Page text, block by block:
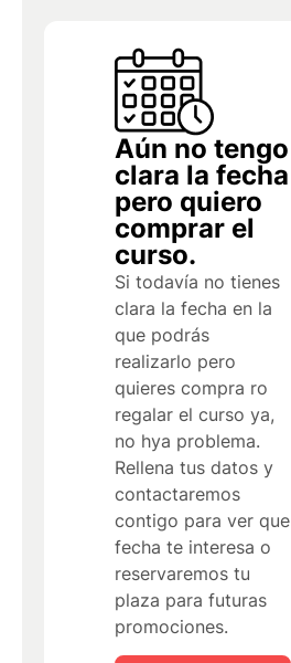
Aún no tengo
clara la fecha
pero quiero
comprar el
curso.
Si todavía no tienes
clara la fecha en la
que podrás
realizarlo pero
quieres compra ro
regalar el curso ya,
no hya problema.
Rellena tus datos y
contactaremos
contigo para ver que
fecha te interesa o
reservaremos tu
plaza para futuras
promociones.